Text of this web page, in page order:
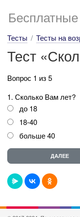
Тесты Тесты на
Тест
Вопрос 1 из 5
1. Сколько Вам лет?
до 18
18-40
больше 40